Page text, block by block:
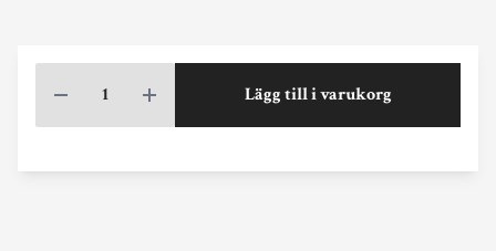
Lägg till i varukorg